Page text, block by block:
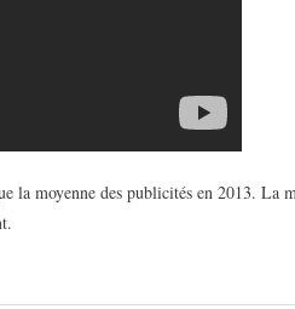
la moyenne des publicités en 2013. La